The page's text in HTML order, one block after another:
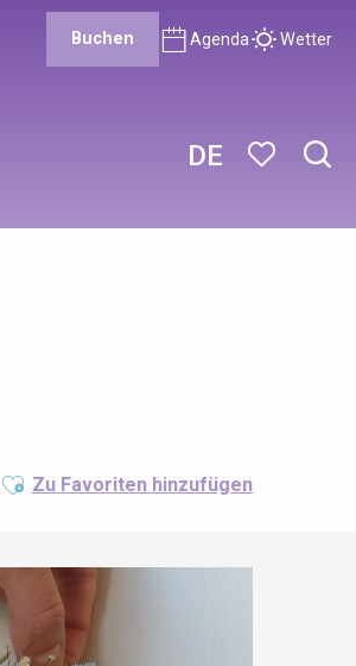
DE
Buchen Agenda Wetter
Ajouter aux favoris
Zu Favoriten hinzufügen